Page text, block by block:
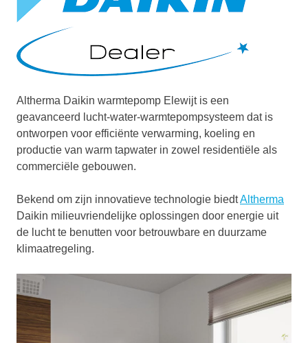
Altherma Daikin warmtepomp Elewijt is een
geavanceerd lucht-water-warmtepompsysteem dat is
ontworpen voor efficiënte verwarming, koeling en
productie van warm tapwater in zowel residentiële als
commerciële gebouwen.
Bekend om zijn innovatieve technologie biedtAltherma
Daikin milieuvriendelijke oplossingen door energie uit
de lucht te benutten voor betrouwbare en duurzame
klimaatregeling.